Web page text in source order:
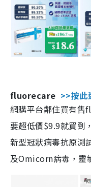
fluorecare >>按此
網購平台鄰住買有售
要超低價$9.9就買到
新型冠狀病毒抗原測
及Omicorn病毒，靈